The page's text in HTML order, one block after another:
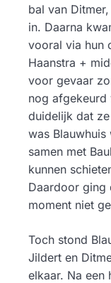
bal van
in. Daarna
vooral via hun
Haanstra +
voor gevaar
nog afgekeurd
duidelijk dat
was
samen met
kunnen
Daardoor ging
moment niet
Toch stond
Jildert en
elkaar. Na een